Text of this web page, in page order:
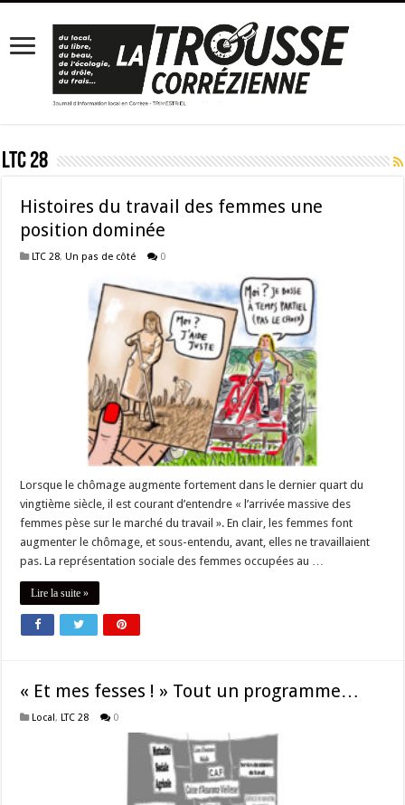
LTC 28
Histoires du travail des femmes une
position dominée
LTC 28,Un pas de côté 0
Lorsque le chômage augmente fortement dans le dernier quart du
vingtième siècle, il est courant d’entendre « l’arrivée massive des
femmes pèse sur le marché du travail ». En clair, les femmes font
augmenter le chômage, et sous-entendu, avant, elles ne travaillaient
pas. La représentation sociale des femmes occupées au …
Lire la suite »
« Et mes fesses ! » Tout un programme…
Local,LTC 28 0